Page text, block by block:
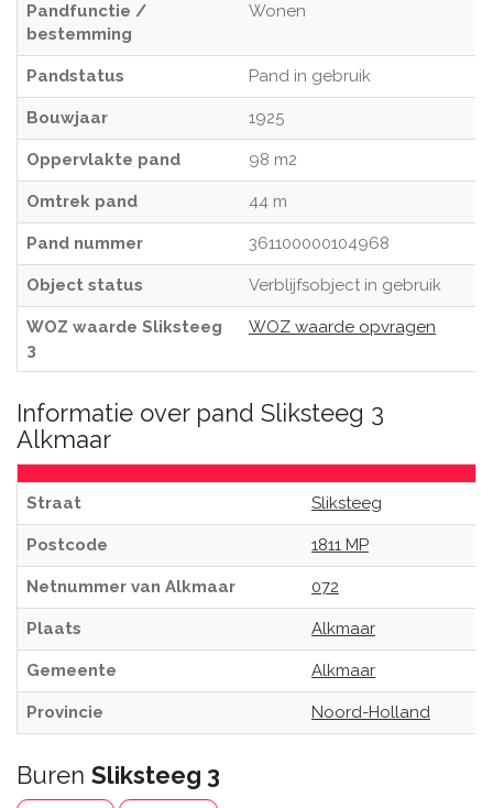
Pandfunctie /
bestemming
Wonen
Pandstatus Pand in gebruik
Bouwjaar 1925
Oppervlakte pand 98 m2
Omtrek pand 44 m
Pand nummer 361100000104968
Object status Verblijfsobject in gebruik
WOZ waarde Sliksteeg
3
WOZ waarde opvragen
Informatie over pand Sliksteeg 3
Alkmaar
Straat Sliksteeg
Postcode 1811 MP
Netnummer van Alkmaar 072
Plaats Alkmaar
Gemeente Alkmaar
Provincie Noord-Holland
Buren Sliksteeg 3